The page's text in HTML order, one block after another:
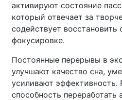
активируют состояние
который отвечает за
содействует восстановить
фокусировке.
Постоянные перерывы в
улучшают качество сна,
усиливают эффективность.
способность переработать